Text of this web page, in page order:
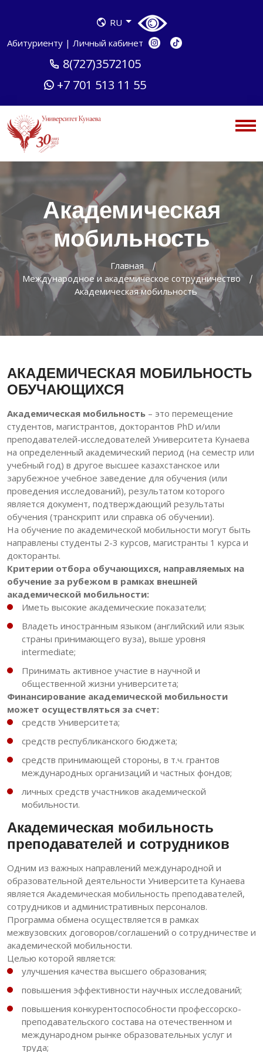
RU
Абитуриенту | Личный кабинет
8(727)3572105
+7 701 513 11 55
Академическая
мобильность
Главная
Международное и академическое сотрудничество
Академическая мобильность
АКАДЕМИЧЕСКАЯ МОБИЛЬНОСТЬ
ОБУЧАЮЩИХСЯ
Академическая мобильность – это перемещение
студентов, магистрантов, докторантов PhD и/или
преподавателей-исследователей Университета Кунаева
на определенный академический период (на семестр или
учебный год) в другое высшее казахстанское или
зарубежное учебное заведение для обучения (или
проведения исследований), результатом которого
является документ, подтверждающий результаты
обучения (транскрипт или справка об обучении).
На обучение по академической мобильности могут быть
направлены студенты 2-3 курсов, магистранты 1 курса и
докторанты.
Критерии отбора обучающихся, направляемых на
обучение за рубежом в рамках внешней
академической мобильности:
Иметь высокие академические показатели;
Владеть иностранным языком (английский или язык
страны принимающего вуза), выше уровня
intermediate;
Принимать активное участие в научной и
общественной жизни университета;
Финансирование академической мобильности
может осуществляться за счет:
средств Университета;
средств республиканского бюджета;
средств принимающей стороны, в т.ч. грантов
международных организаций и частных фондов;
личных средств участников академической
мобильности.
Академическая мобильность
преподавателей и сотрудников
Одним из важных направлений международной и
образовательной деятельности Университета Кунаева
является Академическая мобильность преподавателей,
сотрудников и административных персоналов.
Программа обмена осуществляется в рамках
межвузовских договоров/соглашений о сотрудничестве и
академической мобильности.
Целью которой является:
улучшения качества высшего образования;
повышения эффективности научных исследований;
повышения конкурентоспособности профессорско-
преподавательского состава на отечественном и
международном рынке образовательных услуг и
труда;